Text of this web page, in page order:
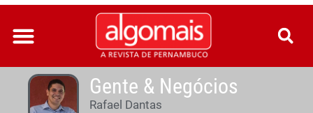
Ir
para
conteúdo
Gente & Negócios
Rafael Dantas